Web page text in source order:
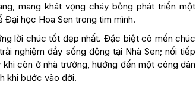
mang khát vọng cháy bỏng phát triển một
học Hoa Sen trong tim mình.
lời chúc tốt đẹp nhất. Đặc biệt cô mến chúc
nghiệm đầy sống động tại Nhà Sen; nối tiếp
còn ở nhà trường, hướng đến một công dân
khi bước vào đời.